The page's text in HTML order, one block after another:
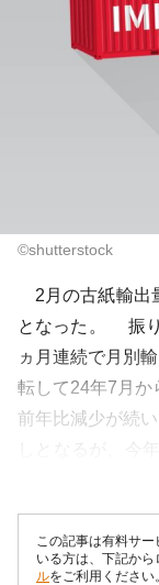
©shutterstock
2月の古紙輸出
となった。 振
ヵ月連続で月別
転して24年7月か
前年比減少が続
この記事は有料サ
いる方は、下記か
ルをご利用ください。